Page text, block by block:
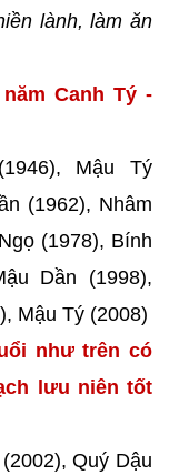
lành, làm ăn
Canh Tý -
Mậu Tý
(1962), Nhâm
(1978), Bính
Dần (1998),
Mậu Tý (2008)
như trên có
lưu niên tốt
Quý Dậu